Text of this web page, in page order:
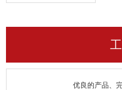
优良的产品、